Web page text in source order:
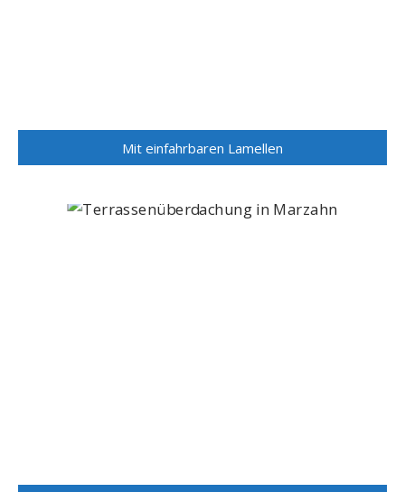
Mit einfahrbaren Lamellen